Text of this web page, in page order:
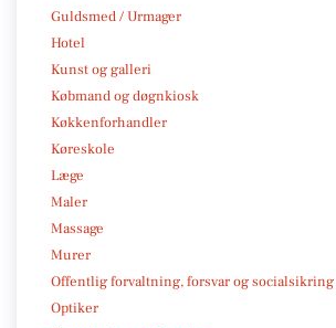
Guldsmed / Urmager
Hotel
Kunst og galleri
Købmand og døgnkiosk
Køkkenforhandler
Køreskole
Læge
Maler
Massage
Murer
Offentlig forvaltning, forsvar og socialsikring
Optiker